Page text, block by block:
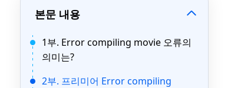
본문 내용
1부. Error compiling movie 오류의
의미는?
2부. 프리미어 Error compiling